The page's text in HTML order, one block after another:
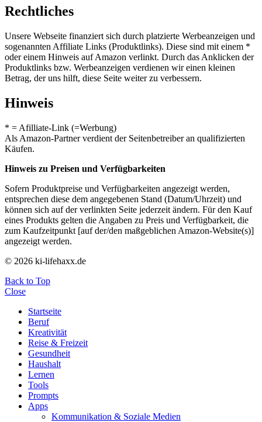
Rechtliches
Unsere Webseite finanziert sich durch platzierte Werbeanzeigen und
sogenannten Affiliate Links (Produktlinks). Diese sind mit einem *
oder einem Hinweis auf Amazon verlinkt. Durch das Anklicken der
Produktlinks bzw. Werbeanzeigen verdienen wir einen kleinen
Betrag, der uns hilft, diese Seite weiter zu verbessern.
Hinweis
* = Afilliate-Link (=Werbung)
Als Amazon-Partner verdient der Seitenbetreiber an qualifizierten
Käufen.
Hinweis zu Preisen und Verfügbarkeiten
Sofern Produktpreise und Verfügbarkeiten angezeigt werden,
entsprechen diese dem angegebenen Stand (Datum/Uhrzeit) und
können sich auf der verlinkten Seite jederzeit ändern. Für den Kauf
eines Produkts gelten die Angaben zu Preis und Verfügbarkeit, die
zum Kaufzeitpunkt [auf der/den maßgeblichen Amazon-Website(s)]
angezeigt werden.
© 2026 ki-lifehaxx.de
Back to Top
Close
Startseite
Beruf
Kreativität
Reise & Freizeit
Gesundheit
Haushalt
Lernen
Tools
Prompts
Apps
Kommunikation & Soziale Medien